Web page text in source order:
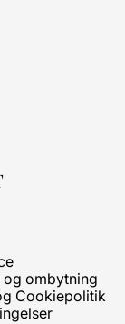
og ombytning
Cookiepolitik